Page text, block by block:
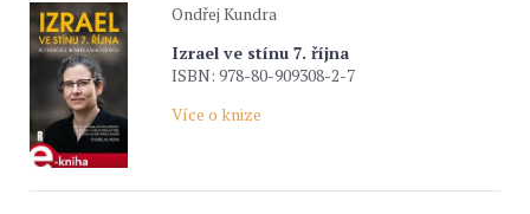
Ondřej Kundra
Izrael ve stínu 7. října
ISBN: 978-80-909308-2-7
Více o knize